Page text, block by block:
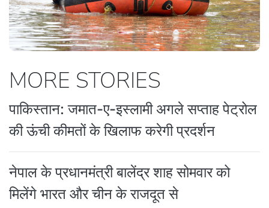
MORE STORIES
पाकिस्तान: जमात-ए-इस्लामी अगले सप्ताह पेट्रोल
की ऊंची कीमतों के खिलाफ करेगी प्रदर्शन
नेपाल के प्रधानमंत्री बालेंद्र शाह सोमवार को
मिलेंगे भारत और चीन के राजदूत से